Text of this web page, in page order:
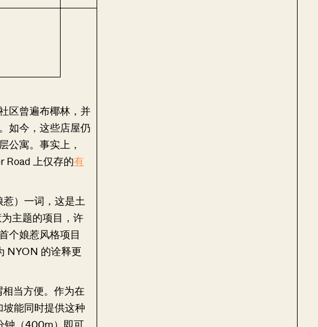
to Hold
区曾遍布椰林，并
如今，这些店屋仍
公寓。事实上，
Road 上仅存的有
）一词，这是土
主题的项目，许
个娘惹风格项目
NYON 的诠释更
当方便。作为在
能同时提供这种